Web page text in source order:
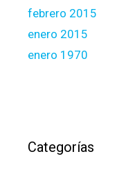
febrero 2015
enero 2015
enero 1970
Categorías